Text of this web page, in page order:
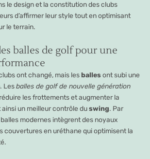
le design et la constitution des clubs
d’affirmer leur style tout en optimisant
le terrain.
balles de golf pour une
ont changé, mais lesballesont subi une
Lesballes de golf de nouvelle génération
les frottements et augmenter la
un meilleur contrôle duswing. Par
modernes intègrent des noyaux
couvertures en uréthane qui optimisent la